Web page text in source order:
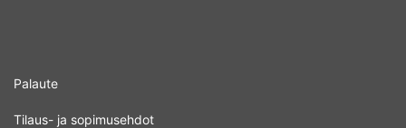
Palaute
Tilaus- ja sopimusehdot